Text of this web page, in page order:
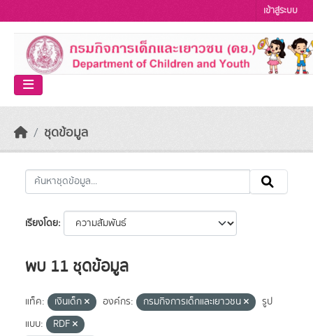
เข้าสู่ระบบ
ชุดข้อมูล
เรียงโดย
พบ 11 ชุดข้อมูล
แท็ค: เงินเด็ก องค์กร: กรมกิจการเด็กและเยาวชน
รูป
แบบ:
RDF